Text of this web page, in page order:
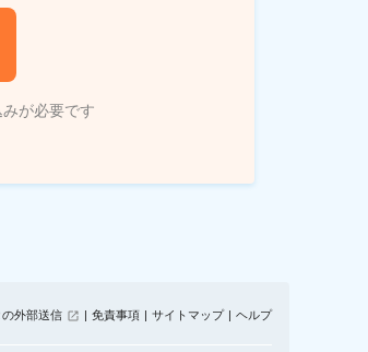
が必要です
外部送信 免責事項 サイトマップ ヘルプ